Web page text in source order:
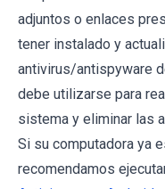
adjuntos o enlaces
tener instalado y
antivirus/antispyware
debe utilizarse para
sistema y eliminar las
Si su computadora ya
recomendamos